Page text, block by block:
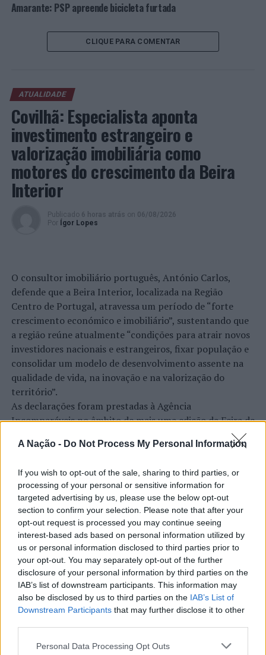
A Nação - Do Not Process My Personal Information
If you wish to opt-out of the sale, sharing to third parties, or
processing of your personal or sensitive information for
targeted advertising by us, please use the below opt-out
section to confirm your selection. Please note that after your
opt-out request is processed you may continue seeing
interest-based ads based on personal information utilized by
us or personal information disclosed to third parties prior to
your opt-out. You may separately opt-out of the further
disclosure of your personal information by third parties on the
IAB’s list of downstream participants. This information may
also be disclosed by us to third parties on the IAB’s List of
Downstream Participants that may further disclose it to other
Personal Data Processing Opt Outs
Criminalidade, sita noCampusde Justiça.
No mesmo dia, desta vez na freguesia de Marvila,
decorrente da comunicação do Centro de Comando e
Já no local, os Polícias procederam à abordagem de um
grupo de vários indivíduos suspeitos, que, no momento,
encontravam-se envolvidos em contenda verbal.
Em resultado da intervenção policial, e tentativa de pôr
cobro à desordem pública e ameaças que um dos
suspeitos dirigia a outro cidadão, este direcionou o seu
e ameaçando, repetidas vezes, os Polícias, persistindo na
Durante os procedimentos inerentes à sua detenção e
algemagem, um familiar do detido insurgiu-se
fisicamente contra os Polícia na tentativa de frustrar a
detenção do primeiro, motivo pelo qual foi igualmente
detido pela prática do crime de resistência e coação
sobre funcionário.
No momento não foi possível apreender qualquer arma
de fogo, contudo foram recolhidos indícios e
testemunhos suficientes para a abertura e investigação
recaíam sobre os mesmos e a clara perceção da objetiva
continuidade da atividade criminal, recolheram às salas
de detenção do Comando Metropolitano de Lisboa para
serem presentes à Autoridade Judiciária para aplicação
de medida de coação.
Dois os detidos apresentam um histórico de participação
em crimes de diversa natureza, entre os quais situações
de agressões e desobediência a Polícias, ilustrando um
comportamento manifestamente desrespeitador para
com as forças da ordem e agentes do Estado.
Amarante: PSP apreende bicicleta furtada
CLIQUE PARA COMENTAR
ATUALIDADE
Covilhã: Especialista aponta
investimento estrangeiro e
valorização imobiliária como
motores do crescimento da Beira
Interior
Publicado 6 horas atrás on 06/08/2026
Por
Ígor Lopes
O consultor imobiliário português, António Carlos,
defende que a Beira Interior, localizada na Região
Centro de Portugal, atravessa um período de “forte
crescimento económico e imobiliário”, sustentando que
a região reúne atualmente “condições para atrair novos
investidores nacionais e estrangeiros, fixar população e
consolidar um modelo de desenvolvimento assente na
qualidade de vida, na inovação e na valorização do
território”.
As declarações foram prestadas à Agência
Incomparáveis no âmbito de mais uma edição da Feira de
São Tiago, que decorreu entre os dias 16 e 26 de julho,
na Covilhã, sendo considerada um dos mais antigos
e realizada anualmente na “Cidade Neve”, a feira conjuga
tradição, atividade económica, comércio, gastronomia,
animação cultural e divulgação empresarial,
constituindo um dos principais momentos de promoção
do município e da Beira Interior.
Para António Carlos, o crescimento alcançado ao longo
dos últimos anos representa o cumprimento dos
objetivos que traçou quando iniciou o seu percurso no
setor imobiliário. O empresário considera que o
reconhecimento conquistado resulta da proximidade
com a comunidade e da capacidade de apoiar não apenas
compradores e vendedores, mas também iniciativas
CONTINUAR A LER
ATUALIDADE
Rio de Janeiro: Governo do Estado
propõe parceria com a FUNCEX para
“reforçar inteligência sobre
comércio exterior”
Por Ígor Lopes